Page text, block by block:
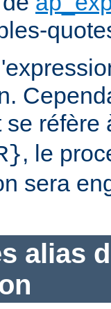
se
, le
sera
alias